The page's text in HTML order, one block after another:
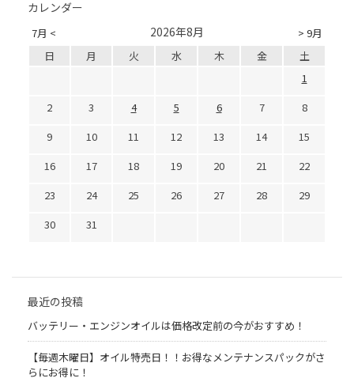
カレンダー
7月 < > 9月
2026年8月
日 月 火 水 木 金
土
1
2
3 4 5 6 7
8
9
10 11 12 13 14
15
16
17 18 19 20 21
22
23
24 25 26 27 28
29
30
31
最近の投稿
バッテリー・エンジンオイルは価格改定前の今がおすすめ！
【毎週木曜日】オイル特売日！！お得なメンテナンスパックがさ
らにお得に！